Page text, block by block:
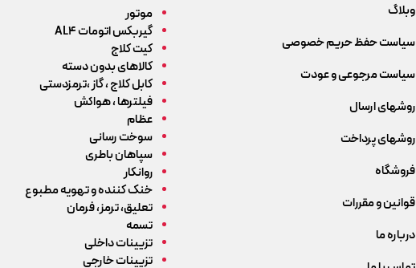
وبلاگ
سیاست حفظ حریم خصوصی
سیاست مرجوعی و عودت
روشهای ارسال
روشهای پرداخت
فروشگاه
قوانین و مقررات
درباره ما
موتور
گیربکس اتومات AL4
کیت کلاج
کالاهای بدون دسته
کابل کلاج ، گاز ،ترمزدستی
فیلترها ، هواکش
عظام
سوخت رسانی
سپاهان باطری
روانکار
خنک کننده و تهویه مطبوع
تعلیق، ترمز، فرمان
تسمه
تزیینات داخلی
تزیینات خارجی